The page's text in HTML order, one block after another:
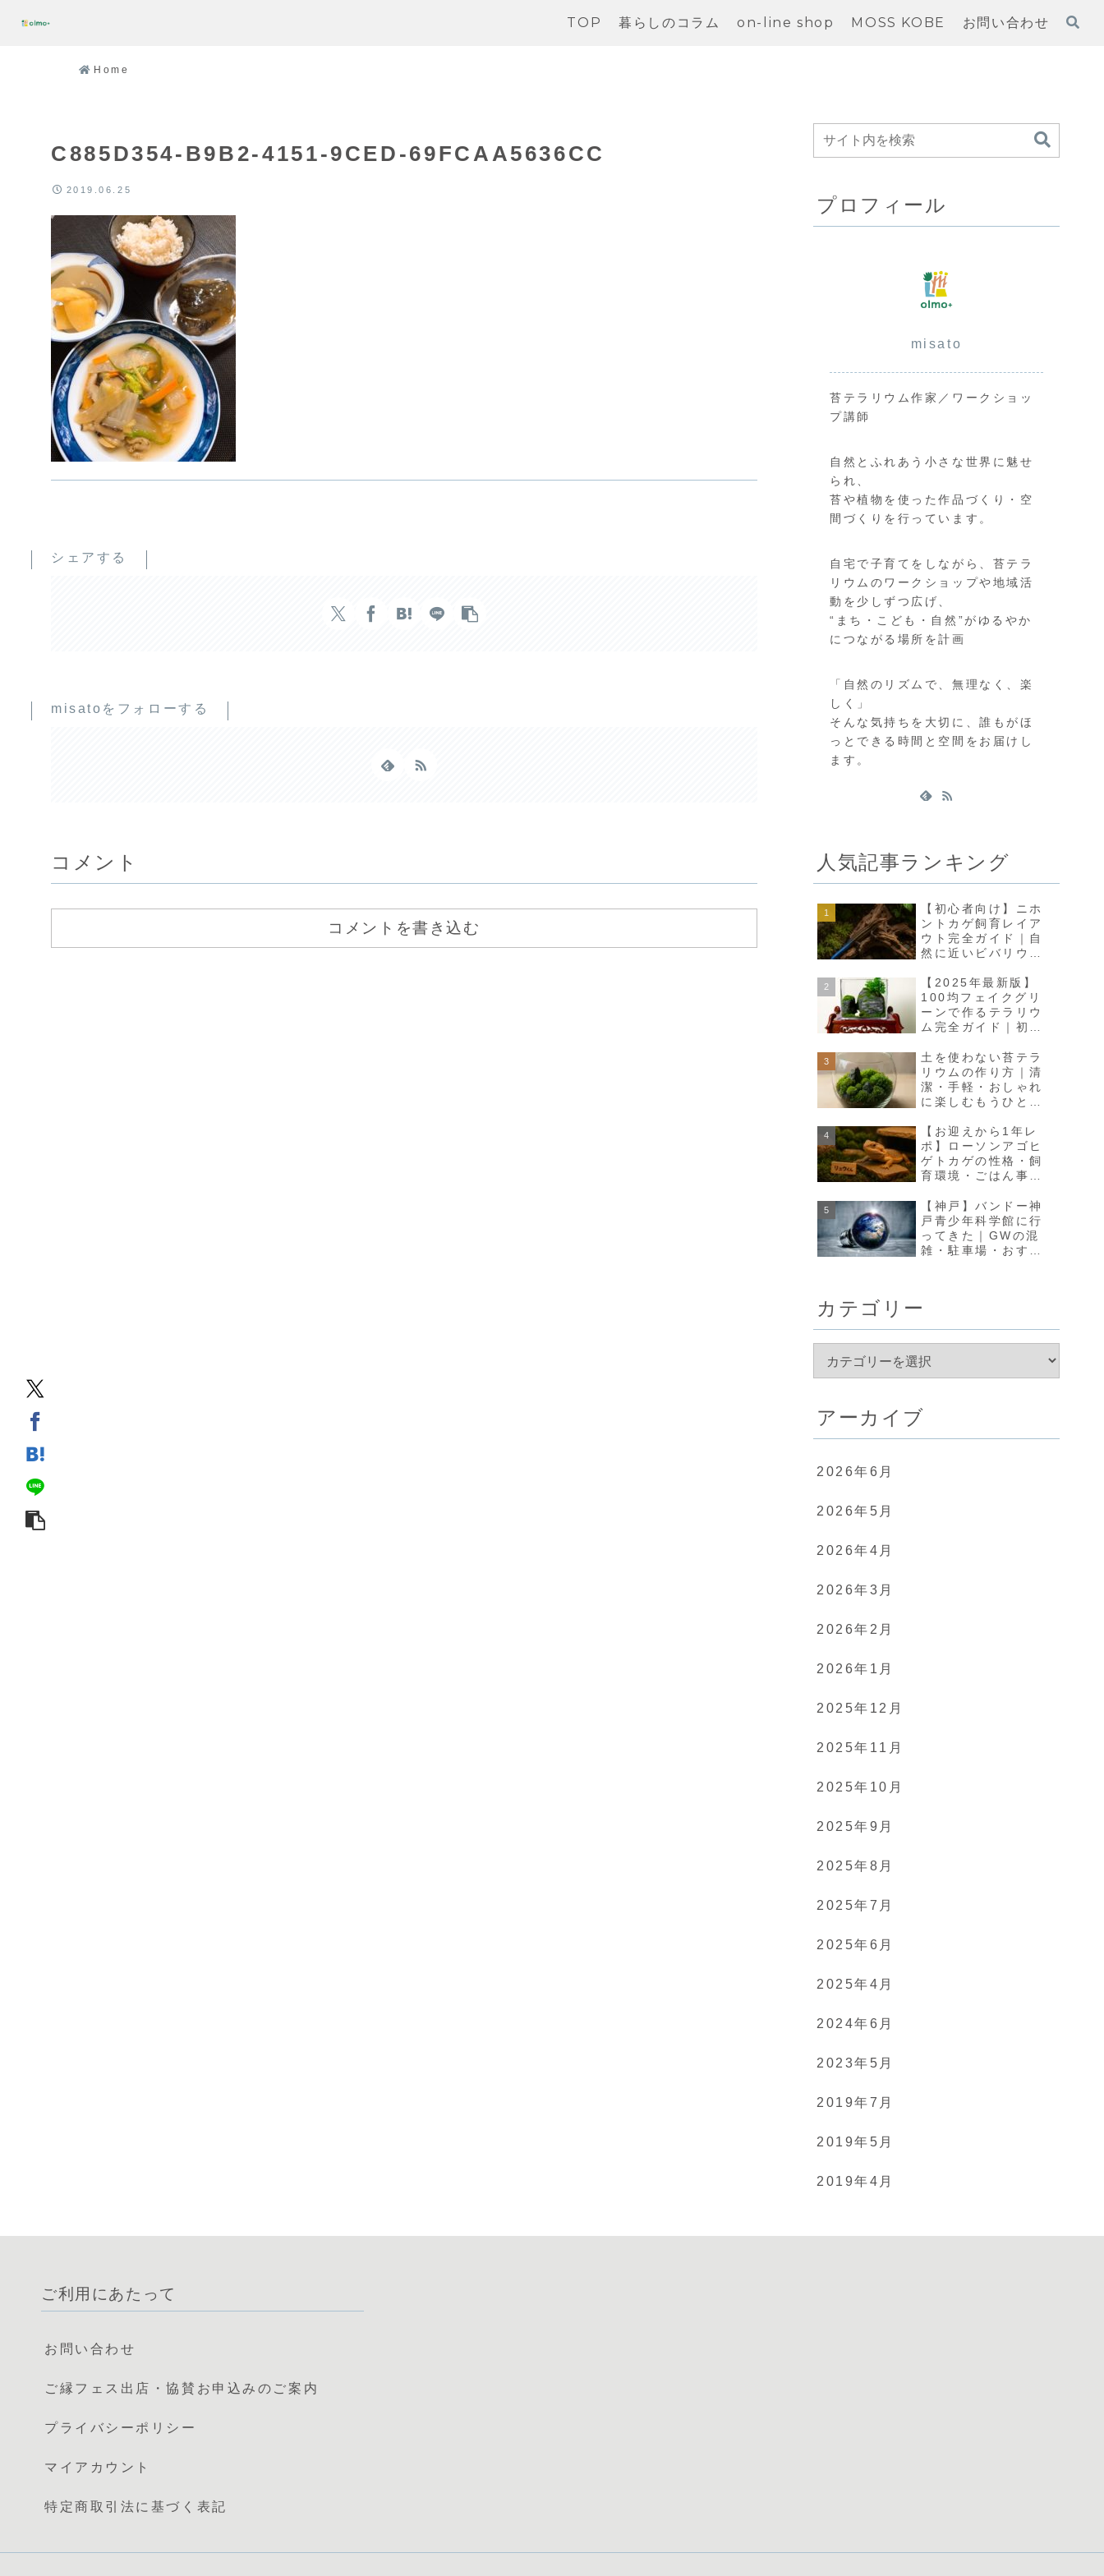
TOP 暮らしのコラム on-line shop MOSS KOBE お問い合わせ
Home
C885D354-B9B2-4151-9CED-69FCAA5636CC
2019.06.25
シェアする
misatoをフォローする
コメント
コメントを書き込む
プロフィール
misato
苔テラリウム作家／ワークショッ
プ講師
自然とふれあう小さな世界に魅せ
られ、
苔や植物を使った作品づくり・空
間づくりを行っています。
自宅で子育てをしながら、苔テラ
リウムのワークショップや地域活
動を少しずつ広げ、
“まち・こども・自然”がゆるやか
につながる場所を計画
「自然のリズムで、無理なく、楽
しく」
そんな気持ちを大切に、誰もがほ
っとできる時間と空間をお届けし
ます。
人気記事ランキング
【初心者向け】ニホ
ントカゲ飼育レイア
ウト完全ガイド｜自
然に近いビバリウム
ろう
【2025年最新版】
100均フェイクグリ
ーンで作るテラリウ
ム完全ガイド｜初心
リアに
土を使わない苔テラ
リウムの作り方｜清
潔・手軽・おしゃれ
に楽しむもうひとつ
【お迎えから1年レ
ポ】ローソンアゴヒ
ゲトカゲの性格・飼
育環境・ごはん事情
め【神戸】バンドー神
戸青少年科学館に行
ってきた｜GWの混
雑・駐車場・おすす
カテゴリー
アーカイブ
2026年6月
2026年5月
2026年4月
2026年3月
2026年2月
2026年1月
2025年12月
2025年11月
2025年10月
2025年9月
2025年8月
2025年7月
2025年6月
2025年4月
2024年6月
2023年5月
2019年7月
2019年5月
2019年4月
ご利用にあたって
お問い合わせ
ご縁フェス出店・協賛お申込みのご案内
プライバシーポリシー
マイアカウント
特定商取引法に基づく表記